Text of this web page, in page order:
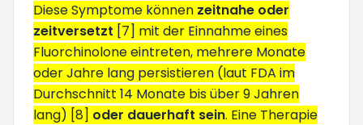
Diese Symptome können zeitnahe oder
zeitversetzt [7] mit der Einnahme eines
Fluorchinolone eintreten, mehrere Monate
oder Jahre lang persistieren (laut FDA im
Durchschnitt 14 Monate bis über 9 Jahren
lang) [8] oder dauerhaft sein. Eine Therapie